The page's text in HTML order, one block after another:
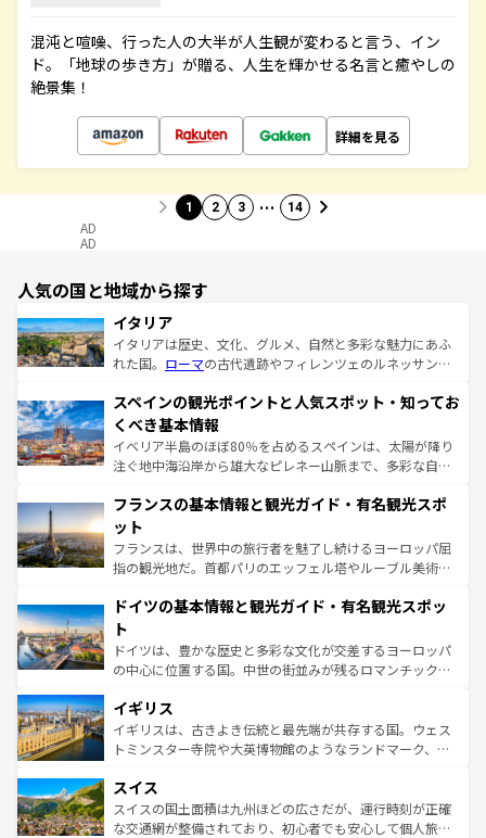
混沌と喧噪、行った人の大半が人生観が変わると言う、イン
ド。「地球の歩き方」が贈る、人生を輝かせる名言と癒やしの
絶景集！
詳細を見る
1 2 3 … 14
AD
AD
人気の国と地域から探す
イタリア
イタリアは歴史、文化、グルメ、自然と多彩な魅力にあふ
れた国。 ローマの古代遺跡やフィレンツェのルネッサンス
ろん、トスカーナの美しい田園風景やアマルフィ海岸の絶
景など、自然景観も見逃せない。観光の合間には、本場の
ピザやパスタなど、絶品のイタリア料理を堪能することも
できる。朝目覚めてから夜眠るまで、すべての瞬間を楽し
なお、新着のイタリア情報はコンテンツ一覧を参照してほ
しい。
スペインの観光ポイントと人気スポット・知ってお
くべき基本情報
イベリア半島のほぼ80％を占めるスペインは、太陽が降り
注ぐ地中海沿岸から雄大なピレネー山脈まで、多彩な自然
文化が根付くこの国では、情熱的なフラメンコ、熱気あふ
れる闘牛、そして美味しいタパスが生活の一部となってい
る。首都マドリードの洗練された雰囲気や、バルセロナの
アートに溢れた街角から、地方では古代ローマ遺跡や中世
せる。地方によって風土や気候が異なるスペインはその個
ンテンツ一覧 を参照してほしい。
フランスの基本情報と観光ガイド・有名観光スポ
ット
フランスは、世界中の旅行者を魅了し続けるヨーロッパ屈
指の観光地だ。首都パリのエッフェル塔やルーブル美術館
で、幅広い魅力が詰まっている。華麗な宮殿、歴史的な大
聖堂、美しいビーチ、そして豊かな自然が、訪れる者を心
から魅了する。また、フランスは美食の国としても知ら
れ、フランス料理はユネスコ無形文化遺産にも登録されて
香り高いラベンダー畑など、多彩な楽しみ方が可能だ。さ
らに、パリ以外の地域にも魅力が溢れており、どの街角に
も豊かな歴史と文化が息づいている。パリ以外の個性あふ
を参照してほしい。
ドイツの基本情報と観光ガイド・有名観光スポッ
ト
ドイツは、豊かな歴史と多彩な文化が交差するヨーロッパ
の中心に位置する国。中世の街並みが残るロマンチック街
顔を持つこの国は、どこを歩いても飽きることがない。ベ
ルリンの文化的活気、バイエルン州のアルプスの絶景、そ
してライン川沿いのワイン畑といった風景は必見。ビール
は、お酒好きな人にはぜひ体験してほしい。 なお、新着の
ドイツ情報はコンテンツ一覧を参照してほしい。
イギリス
イギリスは、古きよき伝統と最先端が共存する国。ウェス
トミンスター寺院や大英博物館のようなランドマーク、歴
リアごとに異なる魅力がある。また、優雅なアフタヌーン
ティー、ビール好きにはたまらない英国パブ、サッカー観
戦など、本場だからこそできる体験も豊富。イギリスを旅
スイス
スイスの国土面積は九州ほどの広さだが、運行時刻が正確
な交通網が整備されており、初心者でも安心して個人旅行